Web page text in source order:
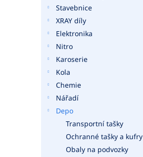
Stavebnice
XRAY díly
Elektronika
Nitro
Karoserie
Kola
Chemie
Nářadí
Depo
Transportní tašky
Ochranné tašky a kufry
Obaly na podvozky